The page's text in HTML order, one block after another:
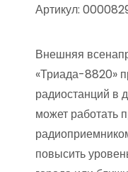
Артикул:
Внешняя
«Триада-8820»
радиостанций в
может работать
повысить